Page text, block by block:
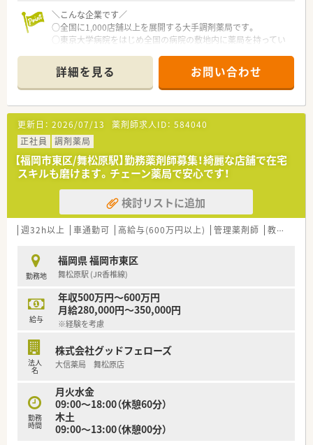
＼こんな企業です／
○全国に1,000店舗以上を展開する大手調剤薬局です。
○東京大学病院をはじめ全国の病院の敷地内に薬局を持ってい
病診薬連携を強化することで、地域にお住いの患者様に高度な医
療の提供を実現しています。
○全店「同一の機械・システム」を採用しており、且つ処方箋の応
需内容が多岐にわたる（敷地内・病院門前・医療モール・CL門前）
ので、スキルUPしたい方にはお勧めもです。
○長期就業＆自己研讃を続ける事で給与があがる仕組みになっ
ており、将来的に高年収も狙う事が出来ます。
○インターネットを使って処方薬の飲み方を遠隔指導する「オン
ライン服薬指導」、今後も病院の「敷地内薬局」の推進、女性客の
取り込みを狙う店舗でデザインの一新。
M&Aによる店舗拡大と業界のリーディングカンパニーとして成
長を続けています。
○どの店舗も、最新システムが整っています！
〇「社員第一主義」を掲げている同社では、福利厚生面が手厚く
年間休日120日以上、「連続休暇制度（年に1回、最大9連休を取得
できる制度）」等
プライベートも充実出来る様にワークライフバランスを後押し
してくれる制度が充実しています。
〇社員割引制度、財形貯蓄制度、スポーツジム優待等が受けられ
る他、提携の保養施設は全国に40ヵ所あります。
スの実績!
産休、育休取得はもちろんのこと、育児短時間勤務制度を実施
す。
法律では3歳までですが、同社では小学校就学時までの期間利用
可能♪
詳細を見る お問い合わせ
更新日： 2026/07/13 薬剤師求人ID： 584040
正社員
調剤薬局
【福岡市東区/舞松原駅】勤務薬剤師募集！綺麗な店舗で在宅
スキルも磨けます。チェーン薬局で安心です！
検討リストに追加
週32h以上 車通勤可 高給与(600万円以上) 管理薬剤師 教育制度あり
勤務地
福岡県 福岡市東区
舞松原駅 (JR香椎線)
給与
年収500万円～600万円
月給280,000円～350,000円
※経験を考慮
法人
名
株式会社グッドフェローズ
大信薬局 舞松原店
勤務
時間
月火水金
09:00～18:00（休憩60分）
木土
09:00～13:00（休憩00分）